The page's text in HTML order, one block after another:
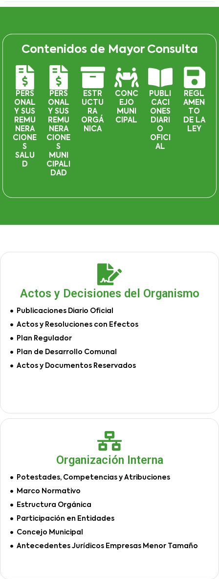
Contenidos de Mayor Consulta
PERS
ONAL
Y SUS
REMU
NERA
CIONE
S
SALU
D
PERS
ONAL
Y SUS
REMU
NERA
CIONE
S
MUNI
CIPALI
DAD
ESTR
UCTU
RA
ORGÁ
NICA
CONC
EJO
MUNI
CIPAL
PUBLI
CACI
ONES
DIARI
O
OFICI
AL
REGL
AMEN
TO
DE LA
LEY
Actos y Decisiones del Organismo
Publicaciones Diario Oficial
Actos y Resoluciones con Efectos
Plan Regulador
Plan de Desarrollo Comunal
Actos y Documentos Reservados
Organización Interna
Potestades, Competencias y Atribuciones
Marco Normativo
Estructura Orgánica
Participación en Entidades
Concejo Municipal
Antecedentes Jurídicos Empresas Menor Tamaño